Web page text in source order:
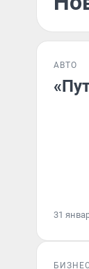
АВТО
31
БИЗНЕС